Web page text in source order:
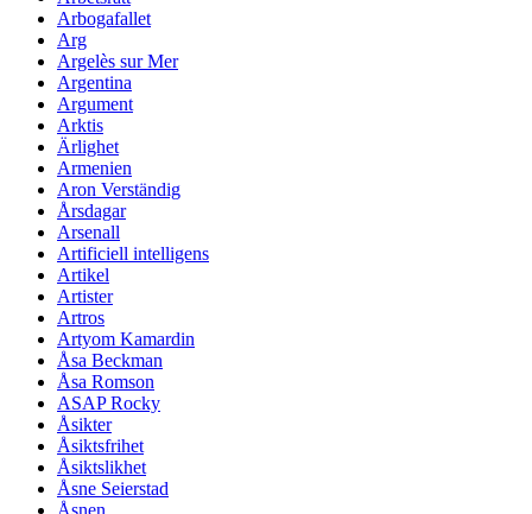
Arbogafallet
Arg
Argelès sur Mer
Argentina
Argument
Arktis
Ärlighet
Armenien
Aron Verständig
Årsdagar
Arsenall
Artificiell intelligens
Artikel
Artister
Artros
Artyom Kamardin
Åsa Beckman
Åsa Romson
ASAP Rocky
Åsikter
Åsiktsfrihet
Åsiktslikhet
Åsne Seierstad
Åsnen